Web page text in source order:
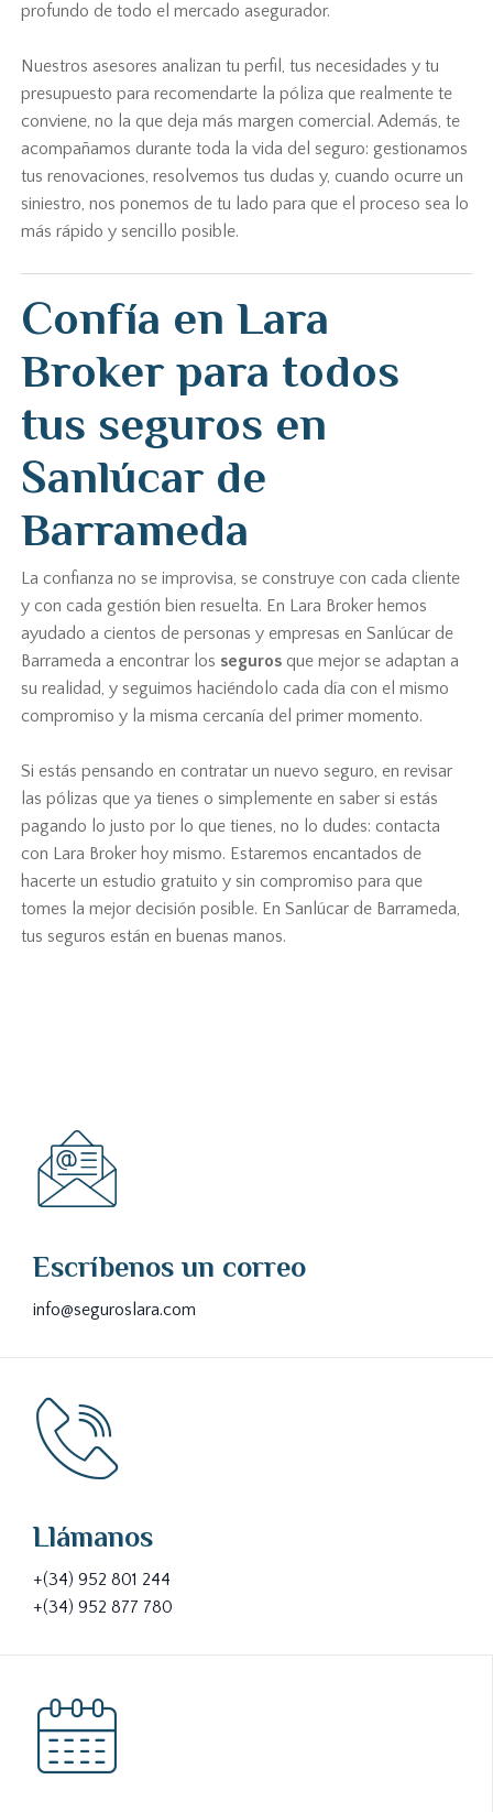
profundo de todo el mercado asegurador.
Nuestros asesores analizan tu perfil, tus necesidades y tu
presupuesto para recomendarte la póliza que realmente te
conviene, no la que deja más margen comercial. Además, te
acompañamos durante toda la vida del seguro: gestionamos
tus renovaciones, resolvemos tus dudas y, cuando ocurre un
siniestro, nos ponemos de tu lado para que el proceso sea lo
más rápido y sencillo posible.
Confía en Lara
Broker para todos
tus seguros en
Sanlúcar de
Barrameda
La confianza no se improvisa, se construye con cada cliente
y con cada gestión bien resuelta. En Lara Broker hemos
ayudado a cientos de personas y empresas en Sanlúcar de
Barrameda a encontrar los seguros que mejor se adaptan a
su realidad, y seguimos haciéndolo cada día con el mismo
compromiso y la misma cercanía del primer momento.
Si estás pensando en contratar un nuevo seguro, en revisar
las pólizas que ya tienes o simplemente en saber si estás
pagando lo justo por lo que tienes, no lo dudes: contacta
con Lara Broker hoy mismo. Estaremos encantados de
hacerte un estudio gratuito y sin compromiso para que
tomes la mejor decisión posible. En Sanlúcar de Barrameda,
tus seguros están en buenas manos.
Escríbenos un correo
info@seguroslara.com
Llámanos
+(34) 952 801 244
+(34) 952 877 780